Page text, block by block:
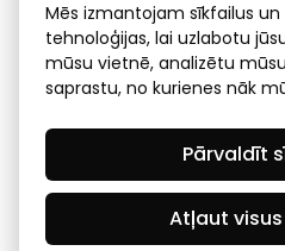
Privātuma politika
© 2026 Latvijas Finanšu
Mēs izmantojam sīkfailus un
tehnoloģijas, lai uzlabotu
mūsu vietnē, analizētu
saprastu, no kurienes nāk
Atļaut
Pārvaldīt